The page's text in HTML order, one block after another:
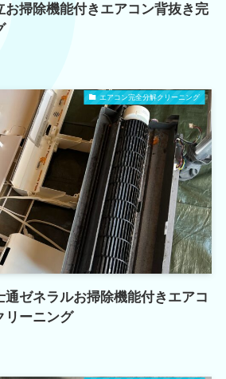
お掃除機能付きエアコン背抜き完
エアコン完全分解クリーニング
ゼネラルお掃除機能付きエアコ
リーニング